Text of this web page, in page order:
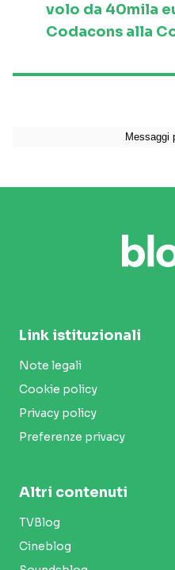
volo da 40mila
Codacons alla
Link istituzionali
Note legali
Cookie policy
Privacy policy
Preferenze privacy
Altri contenuti
TVBlog
Cineblog